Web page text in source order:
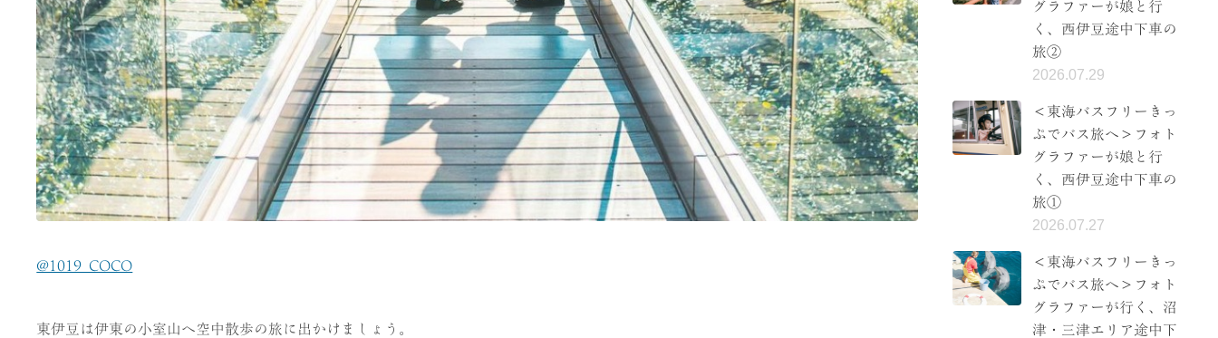
@1019_COCO
東伊豆は伊東の小室山へ空中散歩の旅に出かけましょう。
グラファーが娘と行
く、西伊豆途中下車の
旅②
2026.07.29
＜東海バスフリーきっ
ぷでバス旅へ＞フォト
グラファーが娘と行
く、西伊豆途中下車の
旅①
2026.07.27
＜東海バスフリーきっ
ぷでバス旅へ＞フォト
グラファーが行く、沼
津・三津エリア途中下